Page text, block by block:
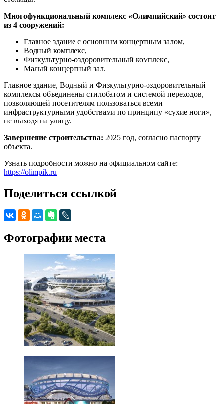
Многофункциональный комплекс «Олимпийский» состоит
из 4 сооружений:
Главное здание с основным концертным залом,
Водный комплекс,
Физкультурно-оздоровительный комплекс,
Малый концертный зал.
Главное здание, Водный и Физкультурно-оздоровительный
комплексы объединены стилобатом и системой переходов,
позволяющей посетителям пользоваться всеми
инфраструктурными удобствами по принципу «сухие ноги»,
не выходя на улицу.
Завершение строительства: 2025 год, согласно паспорту
объекта.
Узнать подробности можно на официальном сайте:
https://olimpik.ru
Поделиться ссылкой
Фотографии места